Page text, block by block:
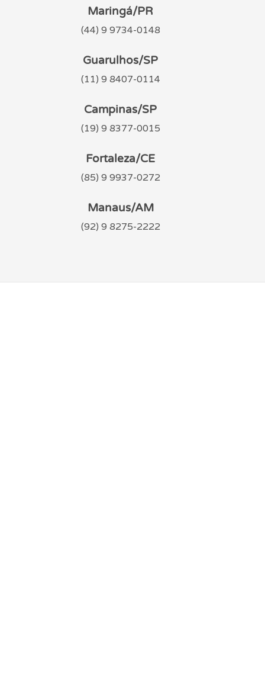
Maringá/PR
(44) 9 9734-0148
Guarulhos/SP
(11) 9 8407-0114
Campinas/SP
(19) 9 8377-0015
Fortaleza/CE
(85) 9 9937-0272
Manaus/AM
(92) 9 8275-2222